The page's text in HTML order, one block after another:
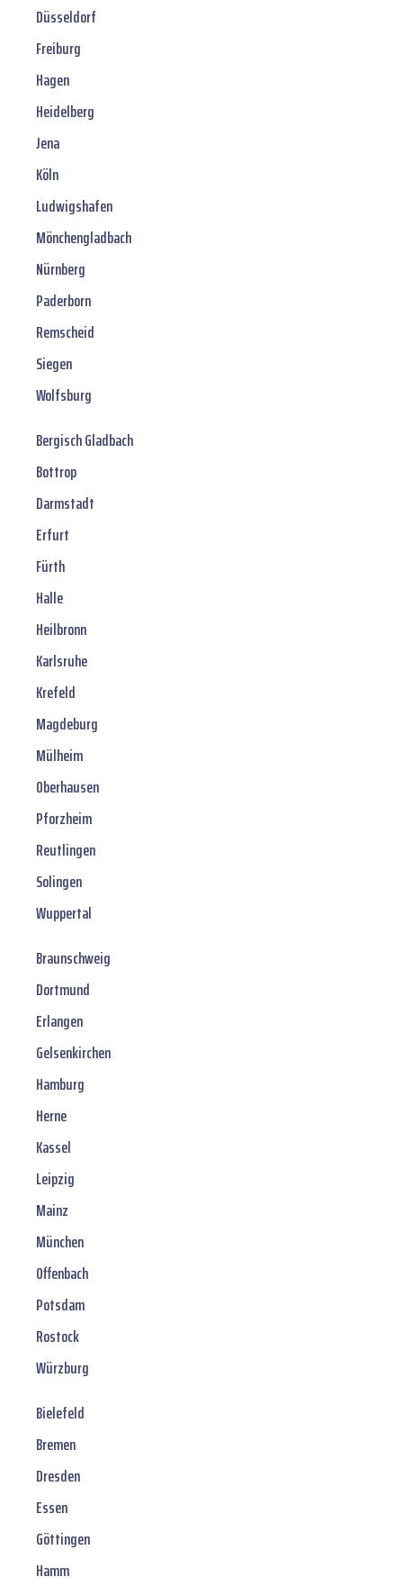
Düsseldorf
Freiburg
Hagen
Heidelberg
Jena
Köln
Ludwigshafen
Mönchengladbach
Nürnberg
Paderborn
Remscheid
Siegen
Wolfsburg
Bergisch Gladbach
Bottrop
Darmstadt
Erfurt
Fürth
Halle
Heilbronn
Karlsruhe
Krefeld
Magdeburg
Mülheim
Oberhausen
Pforzheim
Reutlingen
Solingen
Wuppertal
Braunschweig
Dortmund
Erlangen
Gelsenkirchen
Hamburg
Herne
Kassel
Leipzig
Mainz
München
Offenbach
Potsdam
Rostock
Würzburg
Bielefeld
Bremen
Dresden
Essen
Göttingen
Hamm